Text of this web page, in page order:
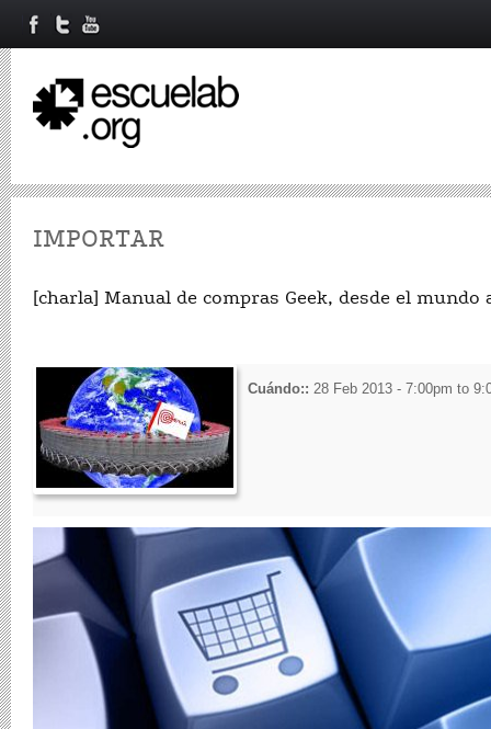
IMPORTAR
[charla] Manual de compras Geek, desde el mundo
Cuándo:: 28 Feb 2013 - 7:00pm to